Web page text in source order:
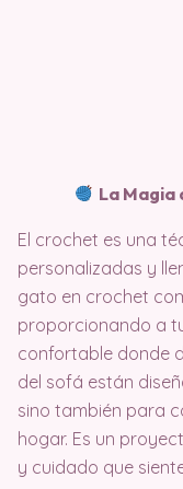
La Magia
El crochet es una
personalizadas y
gato en crochet
proporcionando a
confortable donde
del sofá están
sino también para
hogar. Es un
y cuidado que